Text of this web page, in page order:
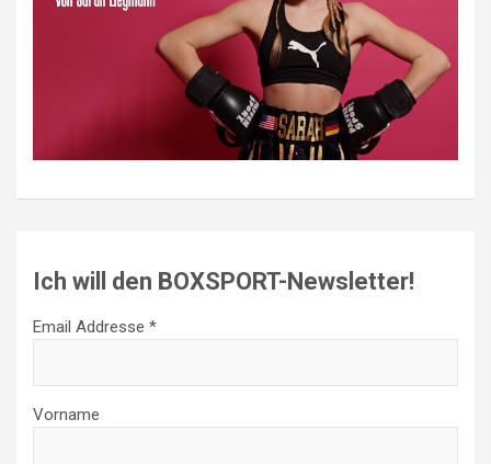
Ich will den BOXSPORT-Newsletter!
Email Addresse *
Vorname